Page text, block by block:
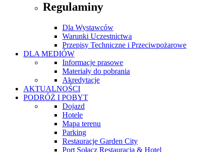
Regulaminy
Dla Wystawców
Warunki Uczestnictwa
Przepisy Techniczne i Przeciwpożarowe
DLA MEDIÓW
Informacje prasowe
Materiały do pobrania
Akredytacje
AKTUALNOŚCI
PODRÓŻ I POBYT
Dojazd
Hotele
Mapa terenu
Parking
Restauracje Garden City
Port Sołacz Restauracja & Hotel